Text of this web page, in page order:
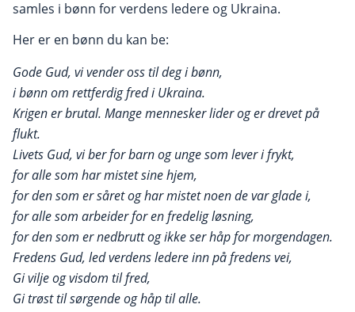
samles i bønn for verdens ledere og Ukraina.
Her er en bønn du kan be:
Gode Gud, vi vender oss til deg i bønn,
i bønn om rettferdig fred i Ukraina.
Krigen er brutal. Mange mennesker lider og er drevet på
flukt.
Livets Gud, vi ber for barn og unge som lever i frykt,
for alle som har mistet sine hjem,
for den som er såret og har mistet noen de var glade i,
for alle som arbeider for en fredelig løsning,
for den som er nedbrutt og ikke ser håp for morgendagen.
Fredens Gud, led verdens ledere inn på fredens vei,
Gi vilje og visdom til fred,
Gi trøst til sørgende og håp til alle.